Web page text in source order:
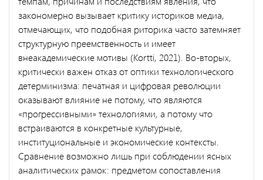
закономерно вызывает критику историков медиа,
отмечающих, что подобная риторика часто затемняет
структурную преемственность и имеет
внеакадемические мотивы (Kortti, 2021). Во-вторых,
критически важен отказ от оптики технологического
детерминизма: печатная и цифровая революции
оказывают влияние не потому, что являются
«прогрессивными» технологиями, а потому что
встраиваются в конкретные культурные,
институциональные и экономические контексты.
Сравнение возможно лишь при соблюдении ясных
аналитических рамок: предметом сопоставления